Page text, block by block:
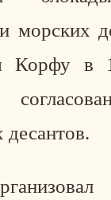
морских
Корфу в
десантов.